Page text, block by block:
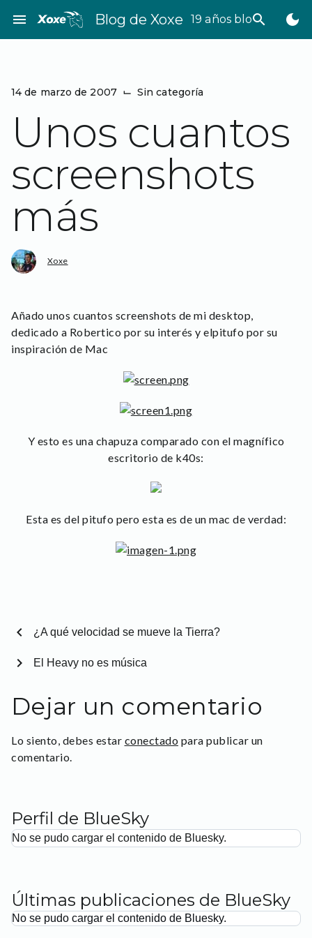
contenido
menu Blog de Xoxe 19 años bloggeando
search dark_mode
14 de marzo de 2007 ⌙ Sin categoría
Unos cuantos
screenshots
más
Xoxe
Añado unos cuantos screenshots de mi desktop,
dedicado a Robertico por su interés y elpitufo por su
inspiración de Mac
Y esto es una chapuza comparado con el magnífico
escritorio de k40s:
Esta es del pitufo pero esta es de un mac de verdad:
chevron_left ¿A qué velocidad se mueve la Tierra?
El Heavy no es música
chevron_right
Dejar un comentario
Lo siento, debes estar conectado para publicar un
comentario.
Perfil de BlueSky
No se pudo cargar el contenido de Bluesky.
Últimas publicaciones de BlueSky
No se pudo cargar el contenido de Bluesky.